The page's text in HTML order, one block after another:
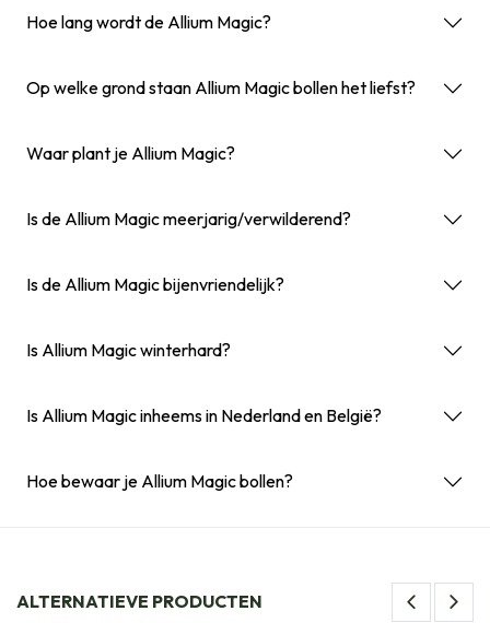
Hoe lang wordt de Allium Magic?
Op welke grond staan Allium Magic bollen het liefst?
Waar plant je Allium Magic?
Is de Allium Magic meerjarig/verwilderend?
Is de Allium Magic bijenvriendelijk?
Is Allium Magic winterhard?
Is Allium Magic inheems in Nederland en België?
Hoe bewaar je Allium Magic bollen?
ALTERNATIEVE PRODUCTEN